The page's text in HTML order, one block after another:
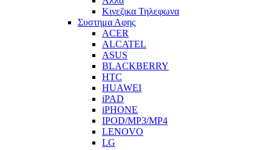
Κινεζικα Τηλεφωνα
Συστημα Αφης
ACER
ALCATEL
ASUS
BLACKBERRY
HTC
HUAWEI
iPAD
iPHONE
IPOD/MP3/MP4
LENOVO
LG